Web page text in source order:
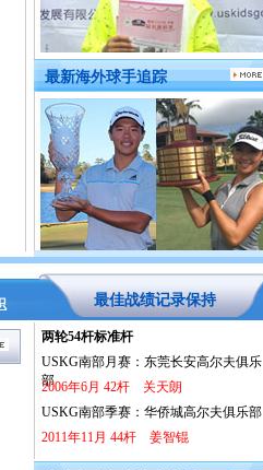
最新海外球手追踪
最佳战绩记录保持
两轮54杆标准杆
USKG南部月赛：东莞长安高尔夫俱乐
部
2006年6月 42杆 关天朗
USKG南部季赛：华侨城高尔夫俱乐部
2011年11月 44杆 姜智锟